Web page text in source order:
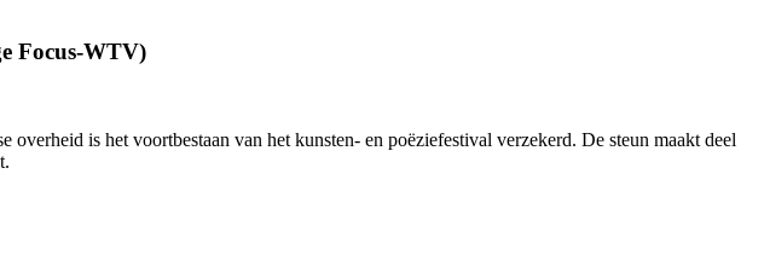
Focus-WTV)
is het voortbestaan van het kunsten- en poëziefestival verzekerd. De steun maakt deel